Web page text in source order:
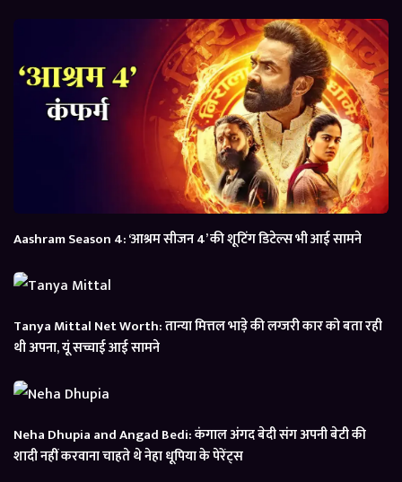
Aashram Season 4: ‘आश्रम सीजन 4’ की शूटिंग डिटेल्स भी आई सामने
Tanya Mittal Net Worth: तान्या मित्तल भाड़े की लग्जरी कार को बता रही
थी अपना, यूं सच्चाई आई सामने
Neha Dhupia and Angad Bedi: कंगाल अंगद बेदी संग अपनी बेटी की
शादी नहीं करवाना चाहते थे नेहा धूपिया के पेरेंट्स